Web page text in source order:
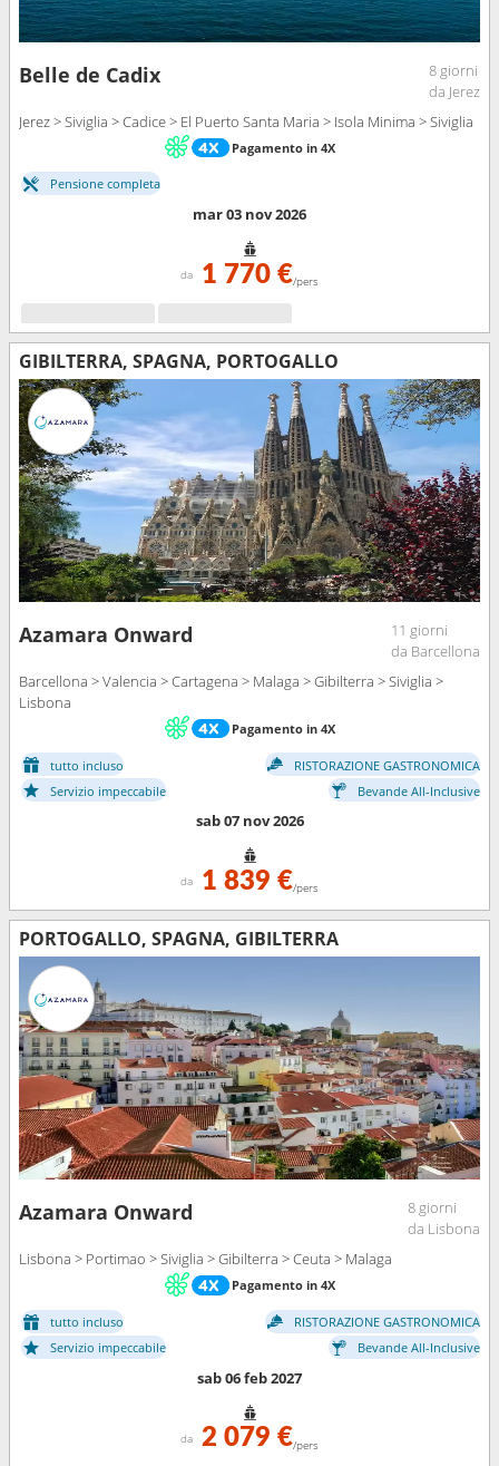
Belle de Cadix
8 giorni
da Jerez
Jerez > Siviglia > Cadice > El Puerto Santa Maria > Isola Minima > Siviglia
Pagamento in 4X
Pensione completa
mar 03 nov 2026
da 1 770 €/pers
GIBILTERRA, SPAGNA, PORTOGALLO
Azamara Onward
11 giorni
da Barcellona
Barcellona > Valencia > Cartagena > Malaga > Gibilterra > Siviglia >
Lisbona
Pagamento in 4X
tutto incluso
RISTORAZIONE GASTRONOMICA
Servizio impeccabile
Bevande All-Inclusive
sab 07 nov 2026
da 1 839 €/pers
PORTOGALLO, SPAGNA, GIBILTERRA
Azamara Onward
8 giorni
da Lisbona
Lisbona > Portimao > Siviglia > Gibilterra > Ceuta > Malaga
Pagamento in 4X
tutto incluso
RISTORAZIONE GASTRONOMICA
Servizio impeccabile
Bevande All-Inclusive
sab 06 feb 2027
da 2 079 €/pers